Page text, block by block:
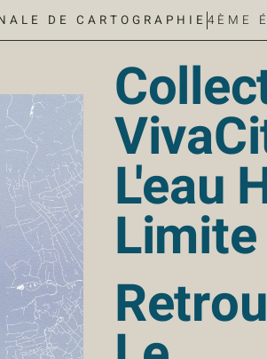
DE CARTOGRAPHIE 4ÈME
L'eau
Limite